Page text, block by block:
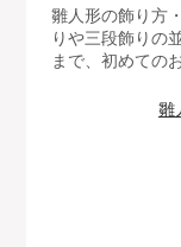
雛人形の飾り方
りや三段飾りの
まで、初めての
雛